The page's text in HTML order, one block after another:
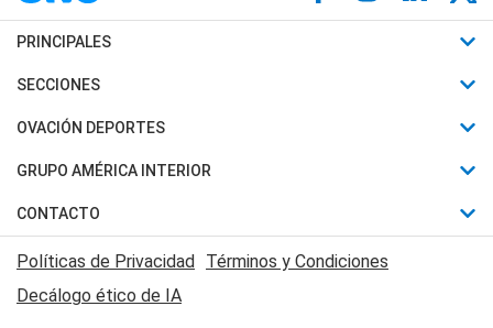
PRINCIPALES
Últimas Noticias
Política
Judiciales
Economia
SECCIONES
Horóscopo
Motores
Trucos caseros
Series y Películas
Edictos y Solicitadas
OVACIÓN DEPORTES
Fútbol
Mundial
Automovilismo
Rugby
GRUPO AMÉRICA INTERIOR
Canal 7 en Vivo
CONTACTO
Acerca de Nosotros
Contactanos
Políticas de Privacidad Términos y Condiciones
Decálogo ético de IA